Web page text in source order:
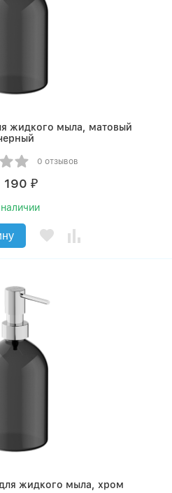
жидкого мыла, матовый
0 отзывов
190 ₽
жидкого мыла, хром